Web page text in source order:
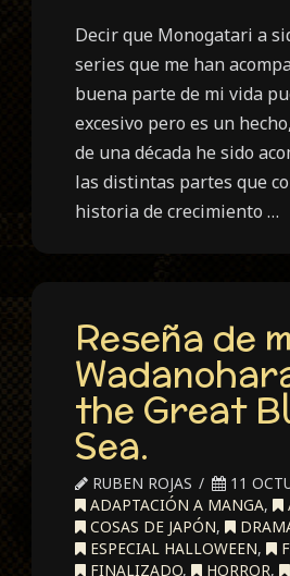
Decir que Monogatari a
series que me han
buena parte de mi vida
excesivo pero es un
de una década he sido
las distintas partes que
historia de crecimiento …
Reseña de
the Great
Sea.
RUBEN ROJAS
11
ADAPTACIÓN A MANGA,
COSAS DE JAPÓN,
ESPECIAL HALLOWEEN,
FINALIZADO, HORROR,